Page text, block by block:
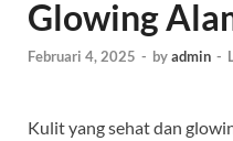
Glowing
Februari 4, 2025 - byadmin -
Kulit yang sehat dan